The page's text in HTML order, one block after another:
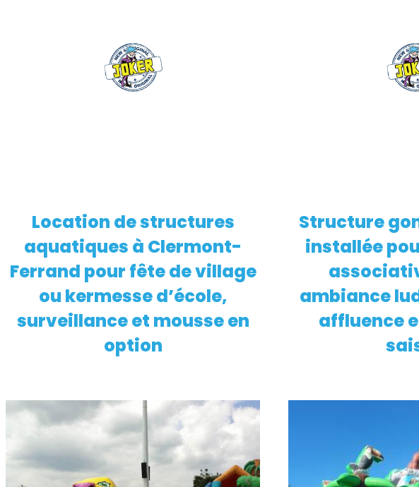
EN SAVOIR PLUS
Location de structures
aquatiques à Clermont-
Ferrand pour fête de village
ou kermesse d’école,
surveillance et mousse en
option
EN
Structure
installée
ambiance
affluence